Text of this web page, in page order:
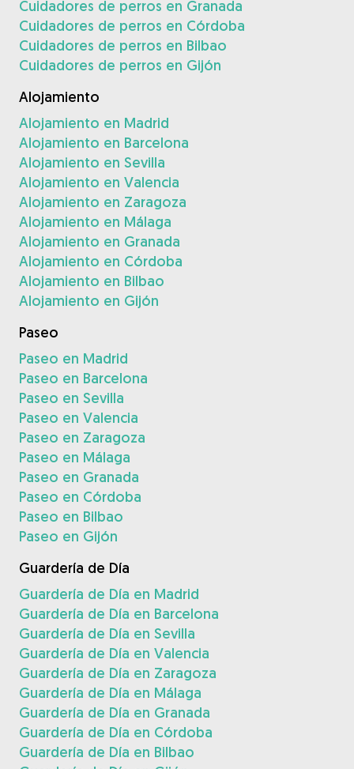
Cuidadores de perros en Granada
Cuidadores de perros en Córdoba
Cuidadores de perros en Bilbao
Cuidadores de perros en Gijón
Alojamiento
Alojamiento en Madrid
Alojamiento en Barcelona
Alojamiento en Sevilla
Alojamiento en Valencia
Alojamiento en Zaragoza
Alojamiento en Málaga
Alojamiento en Granada
Alojamiento en Córdoba
Alojamiento en Bilbao
Alojamiento en Gijón
Paseo
Paseo en Madrid
Paseo en Barcelona
Paseo en Sevilla
Paseo en Valencia
Paseo en Zaragoza
Paseo en Málaga
Paseo en Granada
Paseo en Córdoba
Paseo en Bilbao
Paseo en Gijón
Guardería de Día
Guardería de Día en Madrid
Guardería de Día en Barcelona
Guardería de Día en Sevilla
Guardería de Día en Valencia
Guardería de Día en Zaragoza
Guardería de Día en Málaga
Guardería de Día en Granada
Guardería de Día en Córdoba
Guardería de Día en Bilbao